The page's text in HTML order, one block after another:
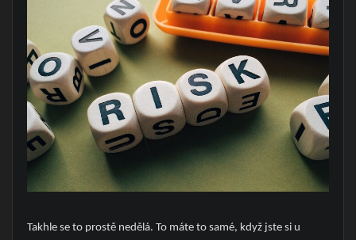
Takhle se to prostě nedělá. To máte to samé, když jste si u